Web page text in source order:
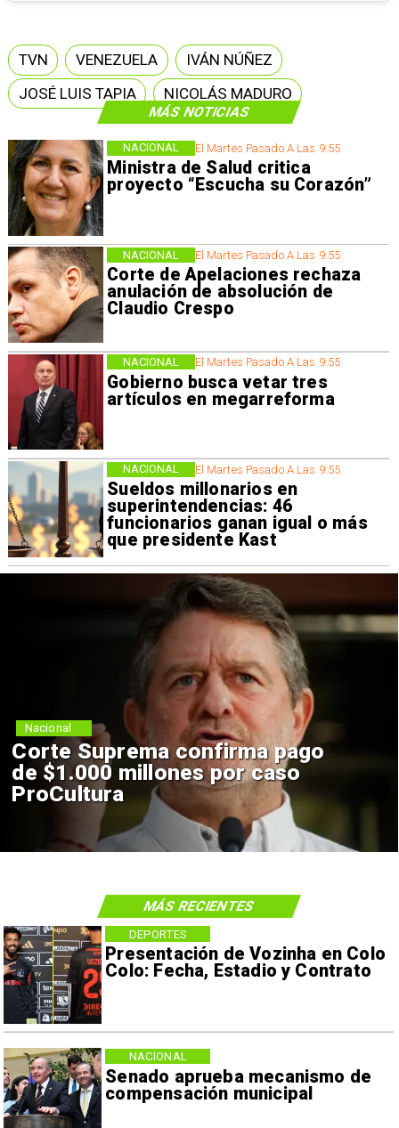
MÁS NOTICIAS
El Martes Pasado A Las 9:55
Ministra de Salud critica
proyecto “Escucha su Corazón”
NACIONAL
El Martes Pasado A Las 9:55
Corte de Apelaciones rechaza
anulación de absolución de
Claudio Crespo
NACIONAL
El Martes Pasado A Las 9:55
Gobierno busca vetar tres
artículos en megarreforma
NACIONAL
El Martes Pasado A Las 9:55
Sueldos millonarios en
superintendencias: 46
funcionarios ganan igual o más
que presidente Kast
NACIONAL
TVN VENEZUELA
IVÁN NÚÑEZ
JOSÉ LUIS TAPIA
NICOLÁS MADURO
Corte Suprema confirma pago
de $1.000 millones por caso
ProCultura
Nacional
Presentación de Vozinha en Colo
Colo: Fecha, Estadio y Contrato
DEPORTES
Senado aprueba mecanismo de
compensación municipal
NACIONAL
MÁS RECIENTES